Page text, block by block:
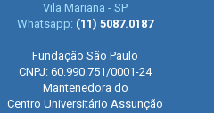
Vila Mariana - SP
Whatsapp: (11) 5087.0187
Fundação São Paulo
CNPJ: 60.990.751/0001-24
Mantenedora do
Centro Universitário Assunção